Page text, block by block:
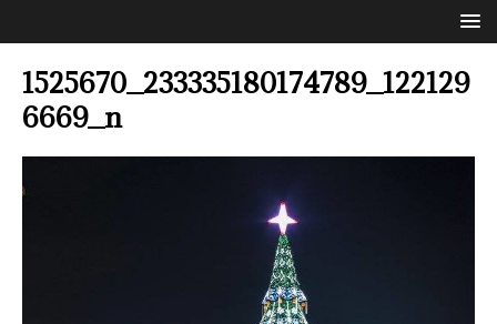
1525670_233335180174789_122129
6669_n